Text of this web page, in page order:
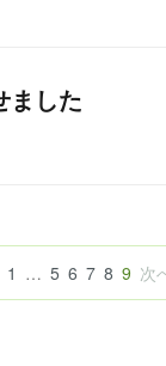
ました
1 … 5 6 7 8 9（こ
の
次